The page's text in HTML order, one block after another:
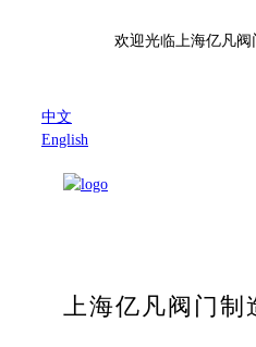
欢迎光临上海亿凡阀
中文
English
上海亿凡阀门制